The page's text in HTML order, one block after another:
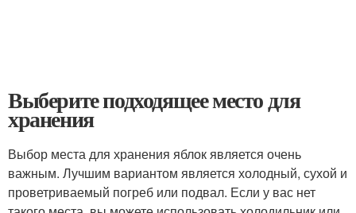
Выберите подходящее место для
хранения
Выбор места для хранения яблок является очень
важным. Лучшим вариантом является холодный, сухой и
проветриваемый погреб или подвал. Если у вас нет